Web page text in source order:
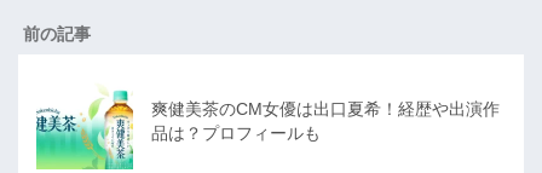
前の記事
爽健美茶のCM女優は出口夏希！経歴や出演作
品は？プロフィールも